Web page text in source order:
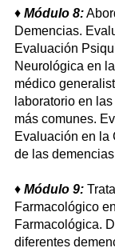
♦ Módulo 8:
Demencias.
Evaluación
Neurológica en
médico
laboratorio en
más comunes.
Evaluación en la
de las
♦ Módulo 9:
Farmacológico
Farmacológica.
diferentes